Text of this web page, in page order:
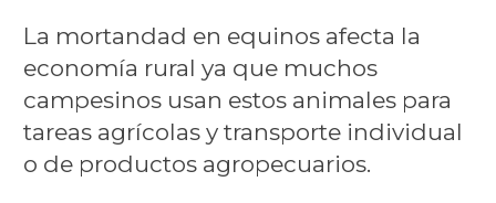
La mortandad en equinos afecta la
economía rural ya que muchos
campesinos usan estos animales para
tareas agrícolas y transporte individual
o de productos agropecuarios.